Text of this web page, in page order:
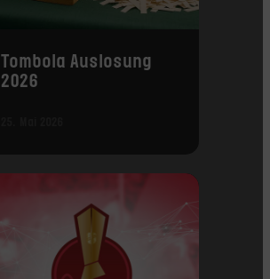
Tombola Auslosung
2026